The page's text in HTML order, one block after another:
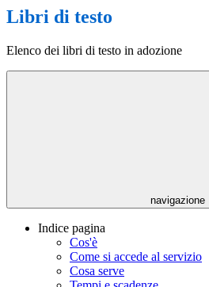
Libri di testo
Elenco dei libri di testo in adozione
navigazione
Indice pagina
Cos'è
Come si accede al servizio
Cosa serve